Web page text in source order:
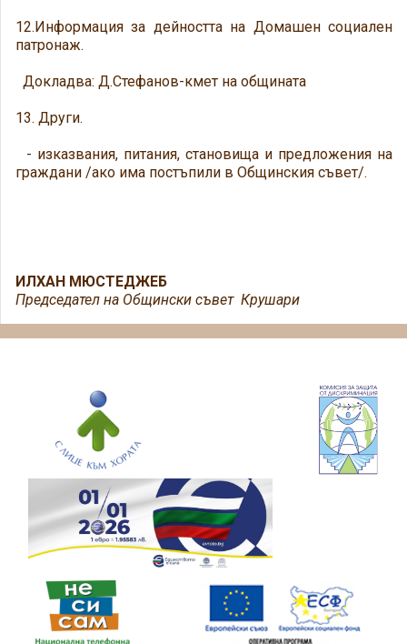
12.Информация за дейността на Домашен социален
патронаж.
Докладва: Д.Стефанов-кмет на общината
13. Други.
- изказвания, питания, становища и предложения на
граждани /ако има постъпили в Общинския съвет/.
ИЛХАН МЮСТЕДЖЕБ
Председател на Общински съвет Крушари